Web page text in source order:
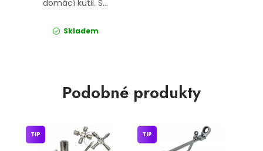
domácí kutil. S...
Skladem
Podobné produkty
TIP TIP